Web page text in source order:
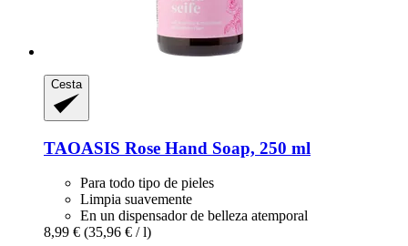
Cesta
TAOASIS Rose Hand Soap, 250 ml
Para todo tipo de pieles
Limpia suavemente
En un dispensador de belleza atemporal
8,99 € (35,96 € / l)